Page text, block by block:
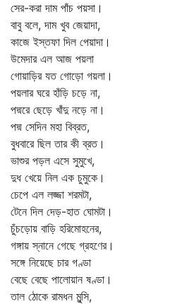
সের-করা দাম পাঁচ পয়সা।
বাবু বলে, দাম খুব জেয়াদা,
কাজে ইস্তফা দিল পেয়াদা।
উমেদার এল আজ পয়লা
গোয়াড়ির যত গোড়ো গয়লা।
পয়লার ঘরে হাঁড়ি চড়ে না,
পদ্মরে ছেড়ে খাঁদু নড়ে না।
পদ্ম সেদিন মহা বিব্রত,
বুধবারে ছিল তার কী ব্রত।
ভাশুর পড়ল এসে সুমুখে,
দুধ খেয়ে নিল এক চুমুকে।
চেপে এল লজ্জা শরমটা,
টেনে দিল দেড়-হাত ঘোমটা।
চুঁচড়োয় বাড়ি হরিমোহনের,
গঙ্গায় স্নানে গেছে গ্রহণের।
সঙ্গে নিয়েছে চার গণ্ডা
বেছে বেছে পালোয়ান ষণ্ডা।
তাল ঠোকে রামধন মুন্সি,